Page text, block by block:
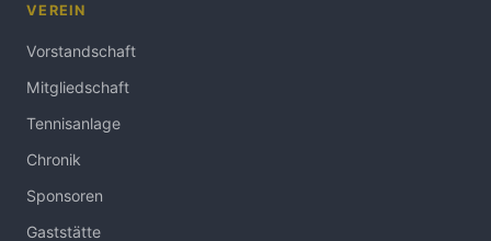
VEREIN
Vorstandschaft
Mitgliedschaft
Tennisanlage
Chronik
Sponsoren
Gaststätte